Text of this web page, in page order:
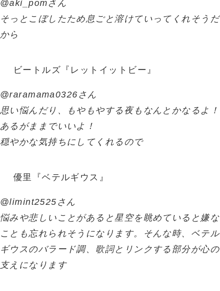
@aki_pomさん
そっとこぼしたため息ごと溶けていってくれそうだ
から
ビートルズ『レットイットビー』
@raramama0326さん
思い悩んだり、もやもやする夜もなんとかなるよ！
あるがままでいいよ！
穏やかな気持ちにしてくれるので
優里『ベテルギウス』
@limint2525さん
悩みや悲しいことがあると星空を眺めていると嫌な
ことも忘れられそうになります。そんな時、ベテル
ギウスのバラード調、歌詞とリンクする部分が心の
支えになります